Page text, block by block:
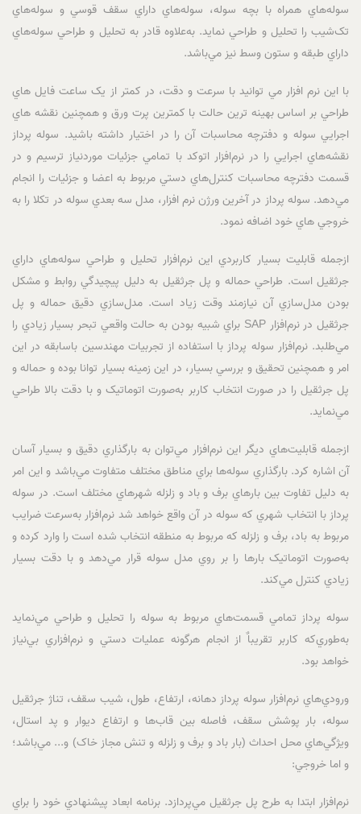
سوله‌هاي همراه با بچه سوله، سوله‌هاي داراي سقف قوسي و سوله‌هاي
تک‌شيب را تحليل و طراحي نمايد. به‌علاوه قادر به تحليل و طراحي سوله‌هاي
داراي طبقه و ستون وسط نيز مي‌باشد.
با اين نرم افزار مي توانيد با سرعت و دقت، در کمتر از يک ساعت فايل هاي
طراحي بر اساس بهينه ترين حالت با کمترين پرت ورق و همچنين نقشه هاي
اجرايي سوله و دفترچه محاسبات آن را در اختيار داشته باشيد. سوله پرداز
نقشه‌هاي اجرايي را در نرم‌افزار اتوکد با تمامي جزئيات موردنياز ترسيم و در
قسمت دفترچه محاسبات کنترل‌هاي دستي مربوط به اعضا و جزئيات را انجام
مي‌دهد. سوله پرداز در آخرين ورژن نرم افزار، مدل سه بعدي سوله در تکلا را به
خروجي هاي خود اضافه نمود.
ازجمله قابليت بسيار کاربردي اين نرم‌افزار تحليل و طراحي سوله‌هاي داراي
جرثقيل است. طراحي حماله و پل جرثقيل به دليل پيچيدگي روابط و مشکل
بودن مدل‌سازي آن نيازمند وقت زياد است. مدل‌سازي دقيق حماله و پل
جرثقيل در نرم‌افزار SAP براي شبيه بودن به حالت واقعي تبحر بسيار زيادي را
مي‌طلبد. نرم‌افزار سوله پرداز با استفاده از تجربيات مهندسين باسابقه در اين
امر و همچنين تحقيق و بررسي بسيار، در اين زمينه بسيار توانا بوده و حماله و
پل جرثقيل را در صورت انتخاب کاربر به‌صورت اتوماتيک و با دقت بالا طراحي
مي‌نمايد.
ازجمله قابليت‌هاي ديگر اين نرم‌افزار مي‌توان به بارگذاري دقيق و بسيار آسان
آن اشاره کرد. بارگذاري سوله‌ها براي مناطق مختلف متفاوت مي‌باشد و اين امر
به دليل تفاوت بين بارهاي برف و باد و زلزله شهرهاي مختلف است. در سوله
پرداز با انتخاب شهري که سوله در آن واقع خواهد شد نرم‌افزار به‌سرعت ضرايب
مربوط به باد، برف و زلزله که مربوط به منطقه انتخاب‌ شده است را وارد کرده و
به‌صورت اتوماتيک ‌بارها را بر روي مدل سوله قرار مي‌دهد و با دقت بسيار
زيادي کنترل مي‌کند.
سوله پرداز تمامي قسمت‌هاي مربوط به سوله را تحليل و طراحي مي‌نمايد
به‌طوري‌که کاربر تقريباٌ از انجام هرگونه عمليات دستي و نرم‌افزاري بي‌نياز
خواهد بود.
ورودي‌هاي نرم‌افزار سوله پرداز دهانه، ارتفاع، طول، شيب سقف، تناژ جرثقيل
سوله، بار پوشش سقف، فاصله بين قاب‌ها و ارتفاع ديوار و پد استال،
ويژگي‌هاي محل احداث (بار باد و برف و زلزله و تنش مجاز خاک) و... مي‌باشد؛
و اما خروجي:
نرم‌افزار ابتدا به طرح پل جرثقيل مي‌پردازد. برنامه ابعاد پيشنهادي خود را براي